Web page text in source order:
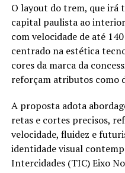
O layout do trem, que irá
capital paulista ao
com velocidade de até
centrado na estética
cores da marca da
reforçam atributos como
A proposta adota
retas e cortes precisos,
velocidade, fluidez e
identidade visual
Intercidades (TIC) Eixo